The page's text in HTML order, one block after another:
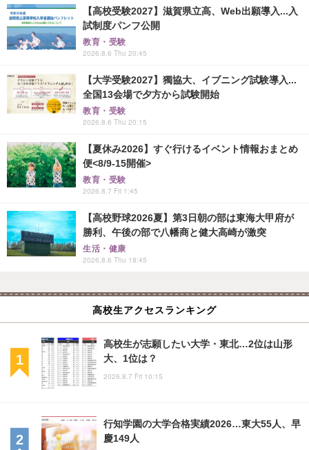
【高校受験2027】滋賀県立高、Web出願導入...入
試制度パンフ公開
教育・受験
2026.8.6 Thu 20:45
【大学受験2027】獨協大、イブニング試験導入...
全国13会場で夕方から試験開始
教育・受験
2026.8.6 Thu 20:15
【夏休み2026】すぐ行けるイベント情報おまとめ
便<8/9-15開催>
教育・受験
2026.8.7 Fri 1:45
【高校野球2026夏】第3日朝の部は東海大甲府が
勝利、午後の部で八幡商と健大高崎が激突
生活・健康
2026.8.6 Thu 18:45
高校生アクセスランキング
高校生が志願したい大学・東北…2位は山形
大、1位は？
2026.8.7 Fri 10:15
行知学園の大学合格実績2026…東大55人、早
慶149人